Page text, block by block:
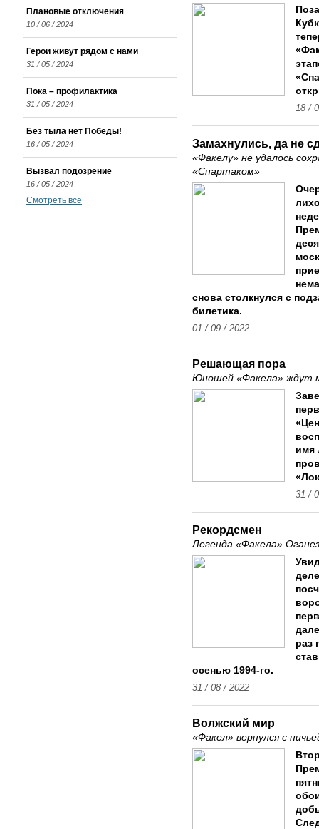
18 /
Замахнулись, да не
«Факелу» не удалось
«Спартаком»
снова столкнулся с
билетика.
01 / 09 / 2022
Решающая пора
Юношей «Факела» ждут
имя
31 /
Рекордсмен
Легенда «Факела»
раз
осенью 1994-го.
31 / 08 / 2022
Волжский мир
«Факел» вернулся с
Плановые отключения
10 / 06 / 2024
Герои живут рядом с нами
31 / 05 / 2024
Пока – профилактика
31 / 05 / 2024
Без тыла нет Победы!
16 / 05 / 2024
Вызвал подозрение
16 / 05 / 2024
Смотреть все